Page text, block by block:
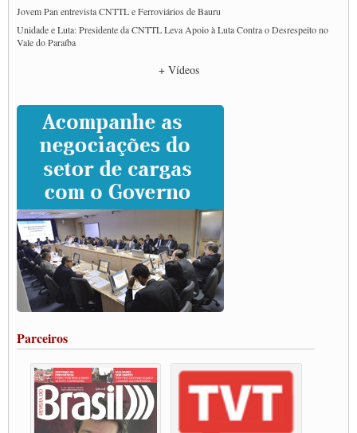
Jovem Pan entrevista CNTTL e Ferroviários de Bauru
Unidade e Luta: Presidente da CNTTL Leva Apoio à Luta Contra o Desrespeito no
Vale do Paraíba
Caminhoneiros prometem paralisação e cobram diálogo com Lula
CNTTL e lideranças de caminhoneiros participam de debate sobre saúde nas
rodovias
Paulinho e Litti debatem política global para transporte rodoviário de cargas na
SUTCRA no Uruguai
Grande Conquista da Categoria transporte de Cargas e Caminhoneiros Autonomos
ENCONTRO INTERNACIONAL EM APOIO A CLASSE TRABALHADORA
DO BRASIL E A ELEIÇÃO 2022
Carta às Brasileiras e aos Brasileiros em Defesa do Estado Democrático de Direito
Paulinho, presidente da CNTTL, faz balanço do 3º Congresso da CNTTL
Caminhoneiros aprovam greve a partir do 1º de novembro
Rodoviários de Feira Santana fazem Assembleia para avaliar proposta de reajuste
salarial
Vacina Já: Lockdown de 24 horas dos trabalhadores em transportes está mantido,
Condutores de Guarulhos farão greve sanitária nesta terça-feira (20)
Paralisação dos Caminhoneiros na #BR285, entrocamento que liga o Mercosul ao
Rio Grande
Caminhoneiros bloqueiam duas faixas na Castello Branco e fazem protesto
+ Vídeos
Parceiros